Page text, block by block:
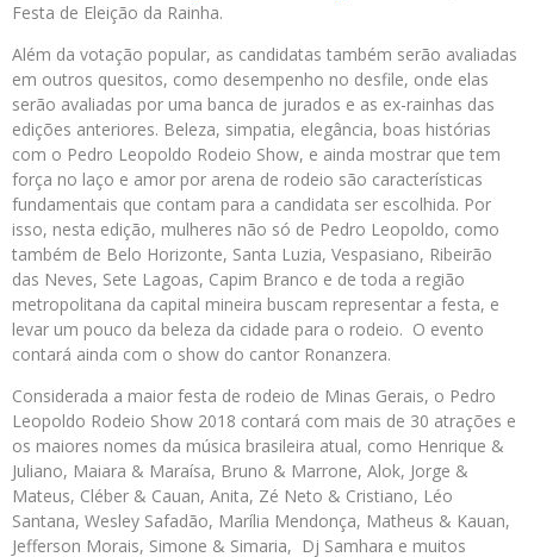
Festa de Eleição da Rainha.
Além da votação popular, as candidatas também serão avaliadas
em outros quesitos, como desempenho no desfile, onde elas
serão avaliadas por uma banca de jurados e as ex-rainhas das
edições anteriores. Beleza, simpatia, elegância, boas histórias
com o Pedro Leopoldo Rodeio Show, e ainda mostrar que tem
força no laço e amor por arena de rodeio são características
fundamentais que contam para a candidata ser escolhida. Por
isso, nesta edição, mulheres não só de Pedro Leopoldo, como
também de Belo Horizonte, Santa Luzia, Vespasiano, Ribeirão
das Neves, Sete Lagoas, Capim Branco e de toda a região
metropolitana da capital mineira buscam representar a festa, e
levar um pouco da beleza da cidade para o rodeio. O evento
contará ainda com o show do cantor Ronanzera.
Considerada a maior festa de rodeio de Minas Gerais, o Pedro
Leopoldo Rodeio Show 2018 contará com mais de 30 atrações e
os maiores nomes da música brasileira atual, como Henrique &
Juliano, Maiara & Maraísa, Bruno & Marrone, Alok, Jorge &
Mateus, Cléber & Cauan, Anita, Zé Neto & Cristiano, Léo
Santana, Wesley Safadão, Marília Mendonça, Matheus & Kauan,
Jefferson Morais, Simone & Simaria, Dj Samhara e muitos